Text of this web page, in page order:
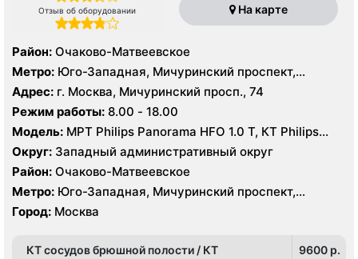
Отзыв об оборудовании На карте
Район: Очаково-Матвеевское
Метро: Юго-Западная, Мичуринский проспект,
Озёрная
Адрес: г. Москва, Мичуринский просп., 74
Режим работы: 8.00 - 18.00
Модель: МРТ Philips Panorama HFO 1.0 Т, КТ Philips
brilliance 16 срезов, УЗИ Philips HD15
Округ: Западный административный округ
Район: Очаково-Матвеевское
Метро: Юго-Западная, Мичуринский проспект,
Озёрная
Город: Москва
КТ сосудов брюшной полости / КТ
9600 p.